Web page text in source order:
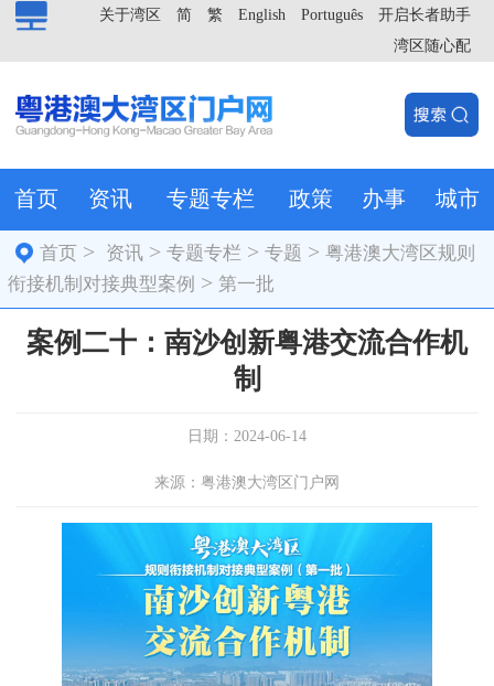
开启长者助手
Português
English
繁
简
关于湾区
湾区随心配
首页 资讯 专题专栏 政策 办事 城市
首页 > 资讯 >专题专栏 >专题 >粤港澳大湾区规则
衔接机制对接典型案例 > 第一批
案例二十：南沙创新粤港交流合作机
制
日期：2024-06-14
来源：粤港澳大湾区门户网